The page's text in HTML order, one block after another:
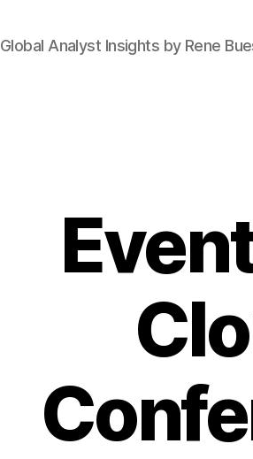
Global Analyst Insights by Rene